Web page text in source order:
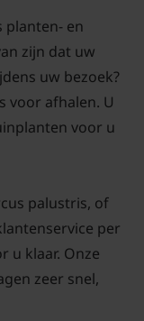
oktober
als de
de bodem in.
worden
bij de blote
de wortels
planten- en
zijn dat uw
uw bezoek?
voor afhalen. U
voor u
palustris, of
per
u klaar. Onze
zeer snel,